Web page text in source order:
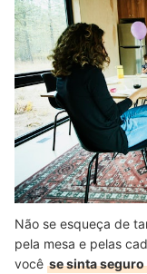
Não se esqueça de
pela mesa e pelas
você se sinta